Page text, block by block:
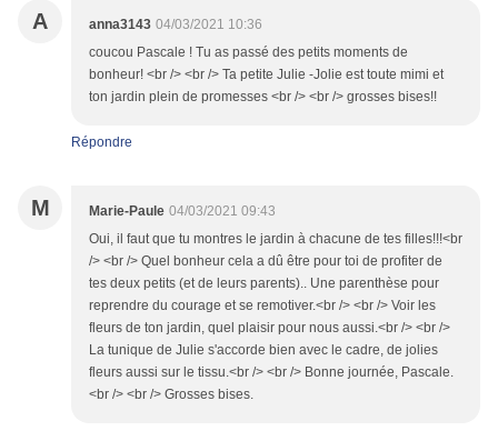
A anna3143 04/03/2021 10:36
coucou Pascale ! Tu as passé des petits moments de
bonheur! <br /> <br /> Ta petite Julie -Jolie est toute mimi et
ton jardin plein de promesses <br /> <br /> grosses bises!!
Répondre
M Marie-Paule 04/03/2021 09:43
Oui, il faut que tu montres le jardin à chacune de tes filles!!!<br
/> <br /> Quel bonheur cela a dû être pour toi de profiter de
tes deux petits (et de leurs parents).. Une parenthèse pour
reprendre du courage et se remotiver.<br /> <br /> Voir les
fleurs de ton jardin, quel plaisir pour nous aussi.<br /> <br />
La tunique de Julie s'accorde bien avec le cadre, de jolies
fleurs aussi sur le tissu.<br /> <br /> Bonne journée, Pascale.
<br /> <br /> Grosses bises.